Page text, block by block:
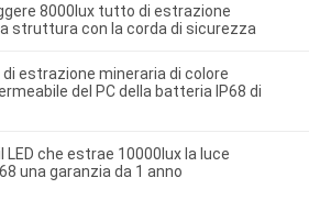
8000lux tutto di estrazione
struttura con la corda di sicurezza
di estrazione mineraria di colore
del PC della batteria IP68 di
LED che estrae 10000lux la luce
una garanzia da 1 anno